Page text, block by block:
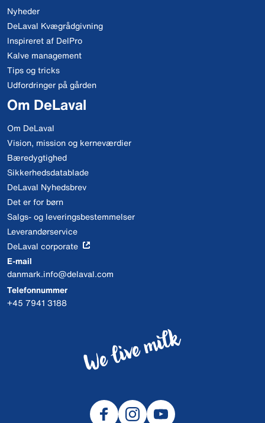
Nyheder
DeLaval Kvægrådgivning
Inspireret af DelPro
Kalve management
Tips og tricks
Udfordringer på gården
Om DeLaval
Om DeLaval
Vision, mission og kerneværdier
Bæredygtighed
Sikkerhedsdatablade
DeLaval Nyhedsbrev
Det er for børn
Salgs- og leveringsbestemmelser
Leverandørservice
DeLaval corporate
E-mail
danmark.info@delaval.com
Telefonnummer
+45 7941 3188